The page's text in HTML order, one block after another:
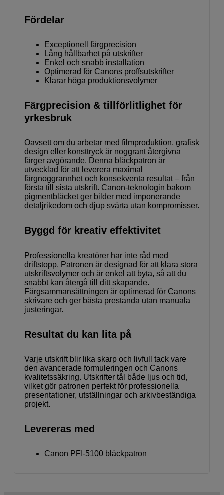
Fördelar
Exceptionell färgprecision
Lång hållbarhet på utskrifter
Enkel och snabb installation
Optimerad för Canons proffsutskrifter
Klarar höga produktionsvolymer
Färgprecision & tillförlitlighet för
yrkesbruk
Oavsett om du arbetar med filmproduktion, grafisk
design eller konsttryck är noggrant återgivna
färger avgörande. Denna bläckpatron är
utvecklad för att leverera maximal
färgnoggrannhet och konsekventa resultat – från
första till sista utskrift. Canon-teknologin bakom
pigmentbläcket ger bilder med imponerande
detaljrikedom och djup svärta utan kompromisser.
Byggd för kreativ effektivitet
Professionella kreatörer har inte råd med
driftstopp. Patronen är designad för att klara stora
utskriftsvolymer och är enkel att byta, så att du
snabbt kan återgå till ditt skapande.
Färgsammansättningen är optimerad för Canons
skrivare och ger bästa prestanda utan manuala
justeringar.
Resultat du kan lita på
Varje utskrift blir lika skarp och livfull tack vare
den avancerade formuleringen och Canons
kvalitetssäkring. Utskrifter tål både ljus och tid,
vilket gör patronen perfekt för professionella
presentationer, utställningar och arkivbeständiga
projekt.
Levereras med
Canon PFI-5100 bläckpatron